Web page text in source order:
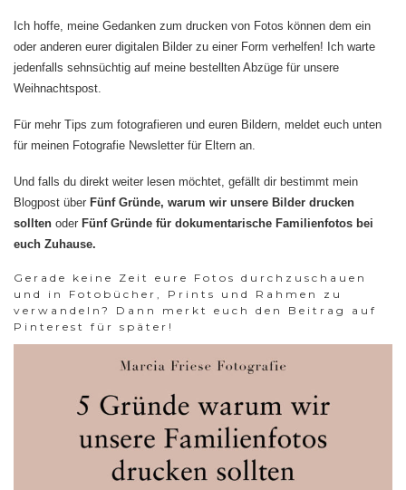
Ich hoffe, meine Gedanken zum drucken von Fotos können dem ein
oder anderen eurer digitalen Bilder zu einer Form verhelfen! Ich warte
jedenfalls sehnsüchtig auf meine bestellten Abzüge für unsere
Weihnachtspost.
Für mehr Tips zum fotografieren und euren Bildern, meldet euch unten
für meinen Fotografie Newsletter für Eltern an.
Und falls du direkt weiter lesen möchtet, gefällt dir bestimmt mein
Blogpost über Fünf Gründe, warum wir unsere Bilder drucken
sollten oder Fünf Gründe für dokumentarische Familienfotos bei
euch Zuhause.
Gerade keine Zeit eure Fotos durchzuschauen
und in Fotobücher, Prints und Rahmen zu
verwandeln? Dann merkt euch den Beitrag auf
Pinterest für später!